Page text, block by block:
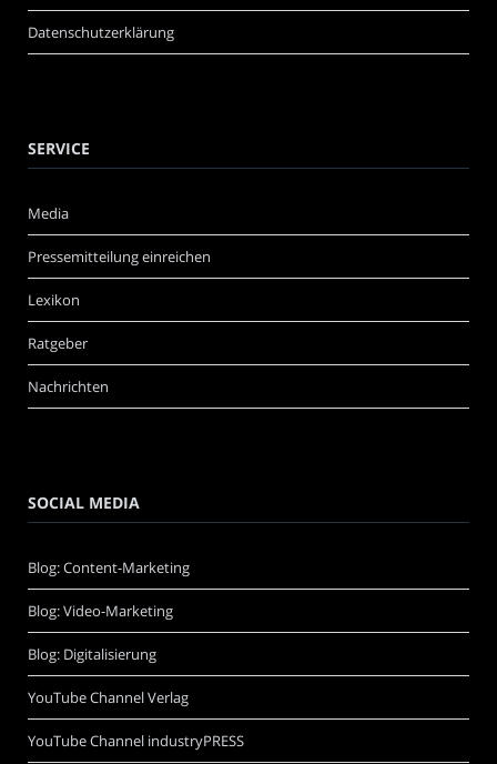
Datenschutzerklärung
SERVICE
Media
Pressemitteilung einreichen
Lexikon
Ratgeber
Nachrichten
SOCIAL MEDIA
Blog: Content-Marketing
Blog: Video-Marketing
Blog: Digitalisierung
YouTube Channel Verlag
YouTube Channel industryPRESS